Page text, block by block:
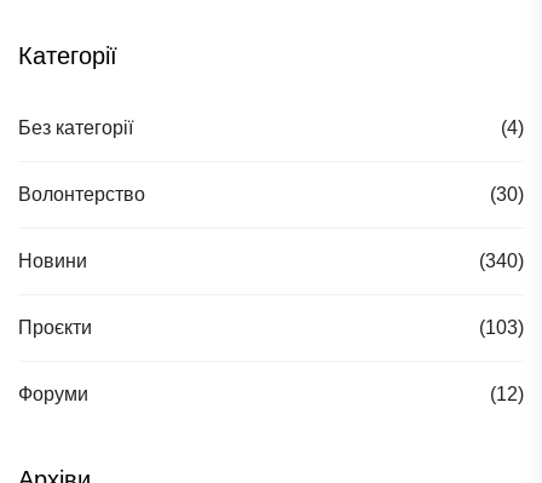
Категорії
Без категорії (4)
Волонтерство (30)
Новини (340)
Проєкти (103)
Форуми (12)